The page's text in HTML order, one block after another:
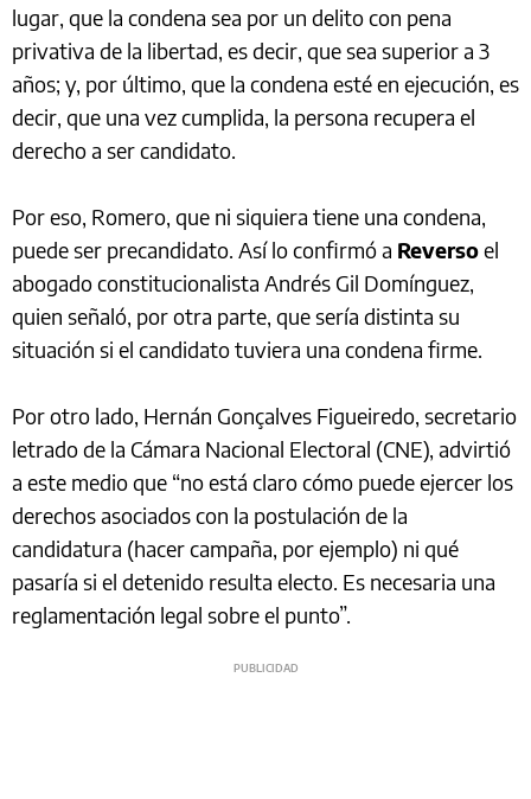
lugar, que la condena sea por un delito con pena
privativa de la libertad, es decir, que sea superior a 3
años; y, por último, que la condena esté en ejecución, es
decir, que una vez cumplida, la persona recupera el
derecho a ser candidato.
Por eso, Romero, que ni siquiera tiene una condena,
puede ser precandidato. Así lo confirmó a Reversoel
abogado constitucionalista Andrés Gil Domínguez,
quien señaló, por otra parte, que sería distinta su
situación si el candidato tuviera una condena firme.
Por otro lado, Hernán Gonçalves Figueiredo, secretario
letrado de la Cámara Nacional Electoral (CNE), advirtió
a este medio que “no está claro cómo puede ejercer los
derechos asociados con la postulación de la
candidatura (hacer campaña, por ejemplo) ni qué
pasaría si el detenido resulta electo. Es necesaria una
reglamentación legal sobre el punto”.